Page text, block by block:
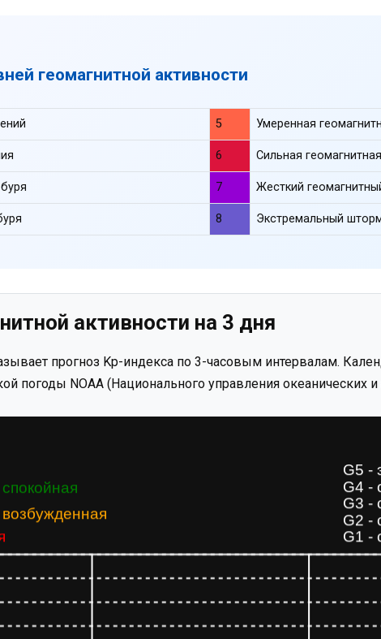
геомагнитной активности
5 Умеренная
6 Сильная
7 Жесткий
8 Экстремальный
активности на 3 дня
прогноз Kp-индекса по 3-часовым интервалам.
погоды NOAA (Национального управления океанических